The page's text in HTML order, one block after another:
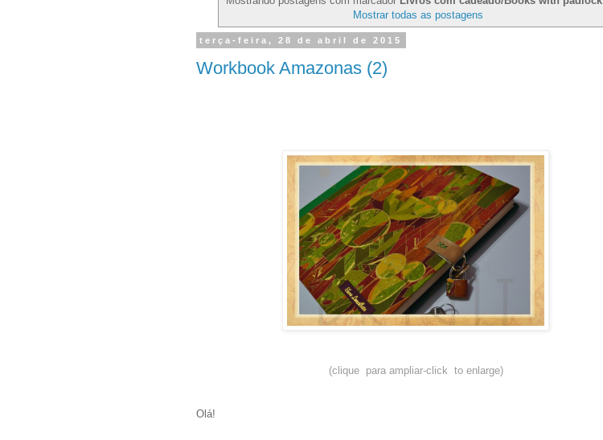
Mostrar todas as postagens
terça-feira, 28 de abril de 2015
Workbook Amazonas (2)
(clique para ampliar-click to enlarge)
Olá!